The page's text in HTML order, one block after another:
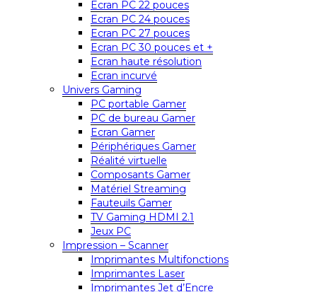
Ecran PC 22 pouces
Ecran PC 24 pouces
Ecran PC 27 pouces
Ecran PC 30 pouces et +
Ecran haute résolution
Ecran incurvé
Univers Gaming
PC portable Gamer
PC de bureau Gamer
Ecran Gamer
Périphériques Gamer
Réalité virtuelle
Composants Gamer
Matériel Streaming
Fauteuils Gamer
TV Gaming HDMI 2.1
Jeux PC
Impression – Scanner
Imprimantes Multifonctions
Imprimantes Laser
Imprimantes Jet d’Encre